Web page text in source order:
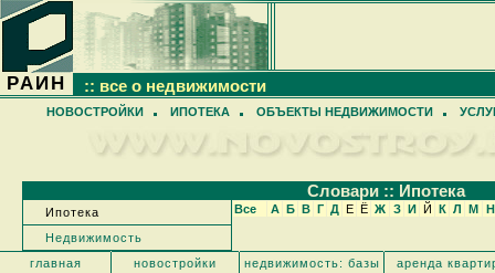
РАИН :: все о недвижимости
НОВОСТРОЙКИ ИПОТЕКА ОБЪЕКТЫ НЕДВИЖИМОСТИ
Cловари :: Ипотека
Ипотека
Недвижимость
Все А Б В Г Д Е Ё Ж З И Й К Л М Н
главная новостройки недвижимость: базы
аренда